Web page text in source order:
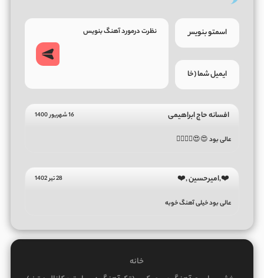
افسانه حاج ابراهیمی 16 شهریور 1400
عالی بود 😍😍⁦👌🏻⁩⁦👌🏻⁩
❤️,امیرحسین ,❤️ 28 تیر 1402
عالی بود خیلی آهنگ خوبه
خانه